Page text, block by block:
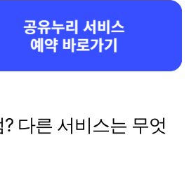
다른 서비스는 무엇